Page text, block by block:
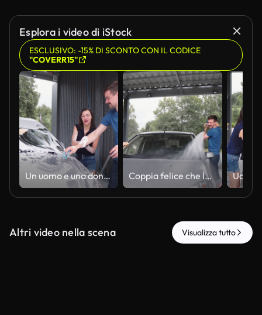
Esplora i video di iStock
ESCLUSIVO: -15% DI SCONTO CON IL CODICE
"COVERR15"
Un uomo e una donna in un autolavaggio self-service. Coppia felice che lava l'auto e si diverte in cortile in una giornata di sole. La ragazza e il ragazzo puliscono l'auto con schiuma e acqua sotto pressione e la puliscono con stracci. Coppia felice che lava l'auto e si diverte in cortile nella giornata di sole. Un uomo e una donna in un autolavaggio self-service. Ragazza e ragazzo puliscono l'auto con schiuma e acqua sotto pressione e la puliscono con stracci.
Altri video nella scena Visualizza tutto